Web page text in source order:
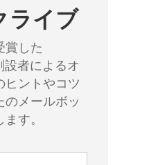
ライブ
賞した
者によるオ
ヒントやコツ
のメールボッ
す。